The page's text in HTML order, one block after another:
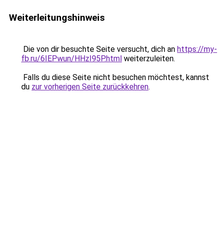
Weiterleitungshinweis
Die von dir besuchte Seite versucht, dich an https://my-
fb.ru/6IEPwun/HHzI95P.html weiterzuleiten.
Falls du diese Seite nicht besuchen möchtest, kannst
du zur vorherigen Seite zurückkehren.